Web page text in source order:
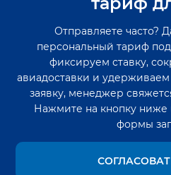
Отправляете часто?
персональный тариф
фиксируем ставку,
авиадоставки и удерживаем
заявку, менеджер
Нажмите на кнопку ниже
формы